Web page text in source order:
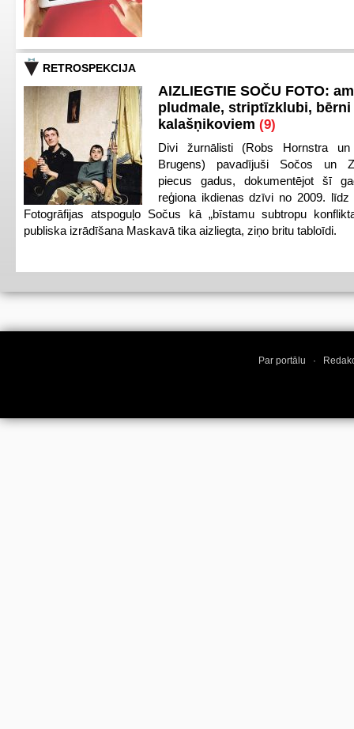
RETROSPEKCIJA
AIZLIEGTIE SOČU FOTO:
pludmale, striptīzklubi, bērni
kalašņikoviem (9)
Divi žurnālisti (Robs Hornstra
Brugens) pavadījuši Sočos un
piecus gadus, dokumentējot šī
reģiona ikdienas dzīvi no 2009. līdz
Fotogrāfijas atspoguļo Sočus kā „bīstamu subtropu
publiska izrādīšana Maskavā tika aizliegta, ziņo britu tabloīdi.
Par portālu ·